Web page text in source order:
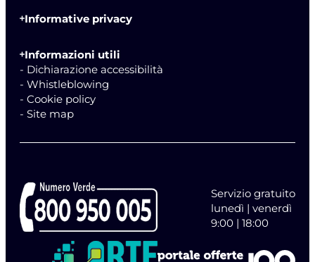
Informative privacy
Informazioni utili
- Dichiarazione accessibilità
- Whistleblowing
- Cookie policy
- Site map
Servizio gratuito
lunedì | venerdì
9:00 | 18:00